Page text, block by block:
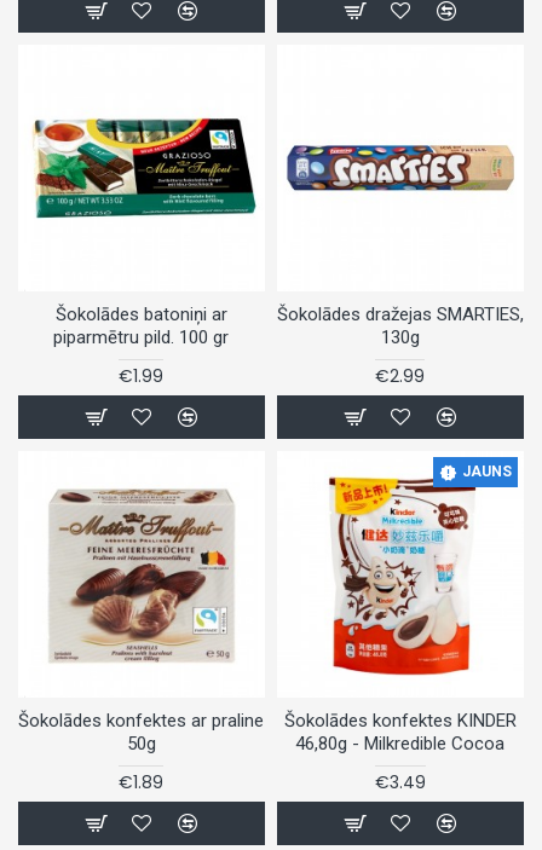
Šokolādes batoniņi ar
piparmētru pild. 100 gr
€1.99
Šokolādes dražejas SMARTIES,
130g
€2.99
Šokolādes konfektes ar praline
50g
€1.89
JAUNS
Šokolādes konfektes KINDER
46,80g - Milkredible Cocoa
€3.49